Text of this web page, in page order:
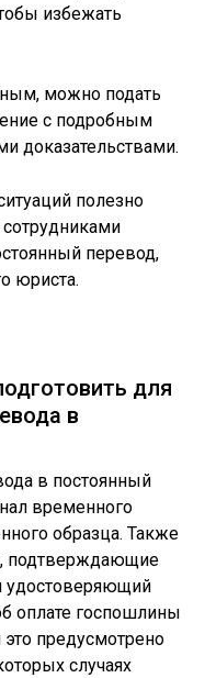
избежать
можно подать
с подробным
доказательствами.
полезно
сотрудниками
перевод,
юриста.
для
в
в постоянный
временного
образца. Также
подтверждающие
удостоверяющий
оплате госпошлины
предусмотрено
случаях